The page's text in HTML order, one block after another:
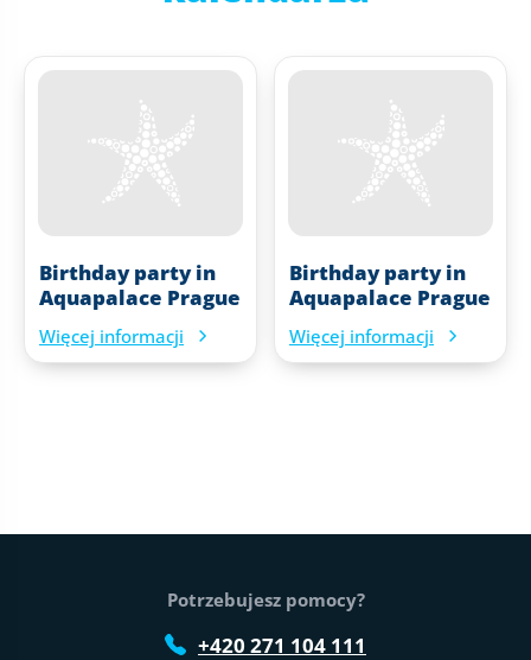
Birthday party in
Aquapalace Prague
Więcej informacji
Birthday party in
Aquapalace Prague
Więcej informacji
Stopka strony
Potrzebujesz pomocy?
+420 271 104 111